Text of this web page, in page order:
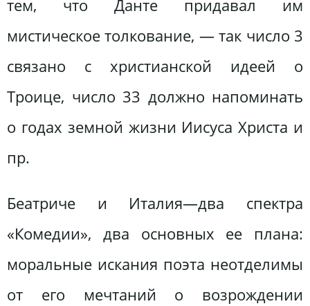
тем, что Данте придавал им
мистическое толкование, — так число 3
связано с христианской идеей о
Троице, число 33 должно напоминать
о годах земной жизни Иисуса Христа и
пр.
Беатриче и Италия—два спектра
«Комедии», два основных ее плана:
моральные искания поэта неотделимы
от его мечтаний о возрождении